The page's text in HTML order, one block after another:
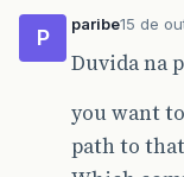
P
paribe15 de
Duvida na
you want
path to